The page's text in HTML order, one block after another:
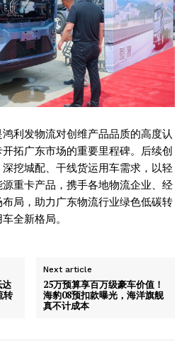
利发物流对创维产品品质的高度认
拓广东市场的重要里程碑。后续创
挖城配、干线货运用车需求，以轻
重卡产品，携手各地物流企业、经
局，助力广东物流行业绿色低碳转
全新格局。
转
Next article
25万预算享百万级豪车价值！
海豹08预扣款曝光，海洋旗舰
真不计成本